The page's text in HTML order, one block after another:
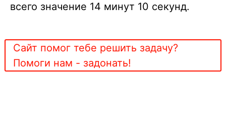
всего значение 14 минут 10 секунд.
Сайт помог тебе решить задачу?
Помоги нам - задонать!